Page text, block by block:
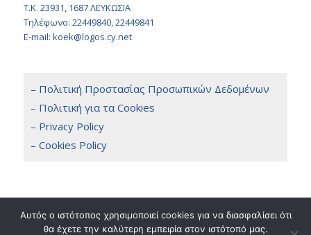
Τ.Κ. 23931, 1687 ΛΕΥΚΩΣΙΑ
Τηλέφωνο: 22449840, 22449841
E-mail: koek@logos.cy.net
– Πολιτική Προστασίας Προσωπικών Δεδομένων
– Πολιτική για τα Cookies
– Privacy Policy
– Cookies Policy
Αυτός ο ιστότοπος χρησιμοποιεί cookies για να διασφαλίσει ότι
θα έχετε την καλύτερη εμπειρία στον ιστότοπό μας.